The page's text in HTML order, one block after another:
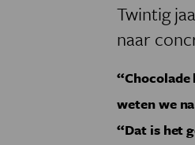
Twintig
naar
weten we
“Dat is het